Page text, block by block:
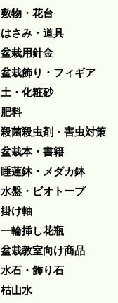
敷物・花台
はさみ・道具
盆栽用針金
盆栽飾り・フィギア
土・化粧砂
肥料
殺菌殺虫剤・害虫対策
盆栽本・書籍
睡蓮鉢・メダカ鉢
水盤・ビオトープ
掛け軸
一輪挿し花瓶
盆栽教室向け商品
水石・飾り石
枯山水